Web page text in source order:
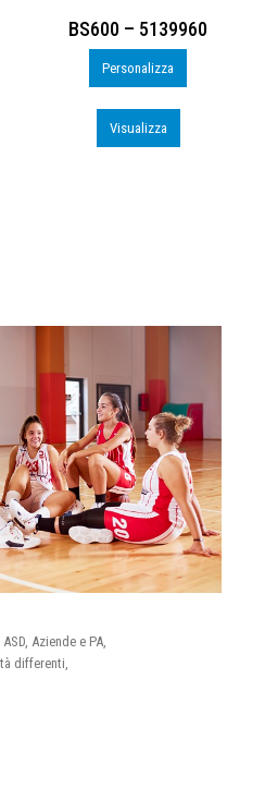
BS600 – 5139960
Personalizza
Visualizza
Aziende e PA,
differenti,